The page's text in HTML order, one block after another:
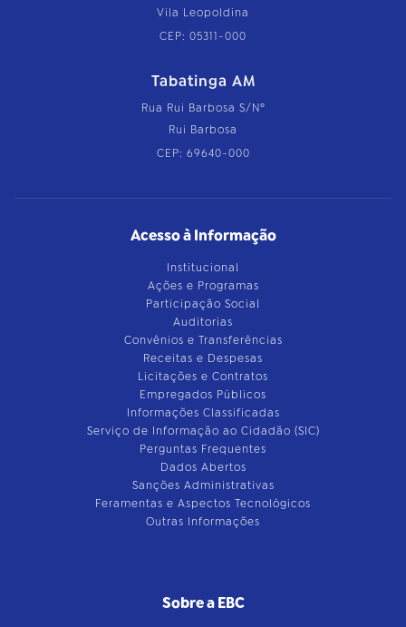
Vila Leopoldina
CEP: 05311-000
Tabatinga AM
Rua Rui Barbosa S/Nº
Rui Barbosa
CEP: 69640-000
Acesso à Informação
Institucional
Ações e Programas
Participação Social
Auditorias
Convênios e Transferências
Receitas e Despesas
Licitações e Contratos
Empregados Públicos
Informações Classificadas
Serviço de Informação ao Cidadão (SIC)
Perguntas Frequentes
Dados Abertos
Sanções Administrativas
Feramentas e Aspectos Tecnológicos
Outras Informações
Sobre a EBC